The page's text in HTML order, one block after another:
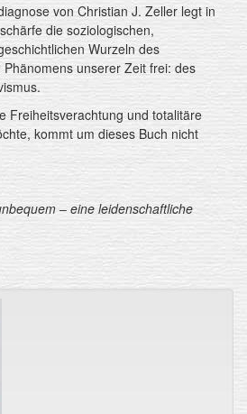
von Christian J. Zeller legt in
die soziologischen,
Wurzeln des
unserer Zeit frei: des
Freiheitsverachtung und totalitäre
kommt um dieses Buch nicht
‒ eine leidenschaftliche